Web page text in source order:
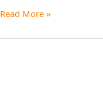
Read More »